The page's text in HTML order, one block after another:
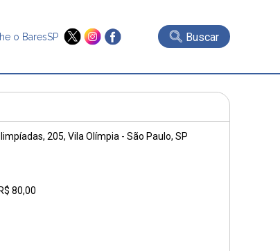
o BaresSP Buscar
205, Vila Olímpia - São Paulo, SP
80,00